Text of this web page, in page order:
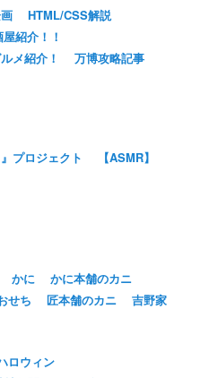
HTML/CSS解説
紹介！！
メ紹介！
万博攻略記事
プロジェクト
【ASMR】
かに
かに本舗のカニ
せち 匠本舗のカニ
吉野家
ロウィン